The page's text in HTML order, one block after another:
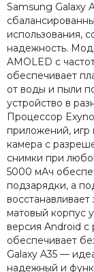
Samsung Galaxy
использования,
надежность.
AMOLED с
обеспечивает
от воды и пыли
устройство в
Процессор
приложений, игр
камера с
снимки при
5000 мАч
подзарядки, а
матовый корпус
версия Android
обеспечивает
Galaxy A35 —
надежный и